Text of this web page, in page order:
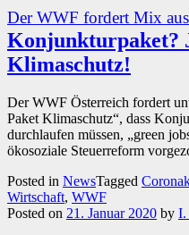
Der WWF fordert Mix
Konjunkturpaket?
Klimaschutz!
Der WWF Österreich fordert
Paket Klimaschutz“, dass
durchlaufen müssen, „green
ökosoziale Steuerreform
Posted in NewsTagged
Wirtschaft, WWF
Posted on 21. Januar 2020 by I.